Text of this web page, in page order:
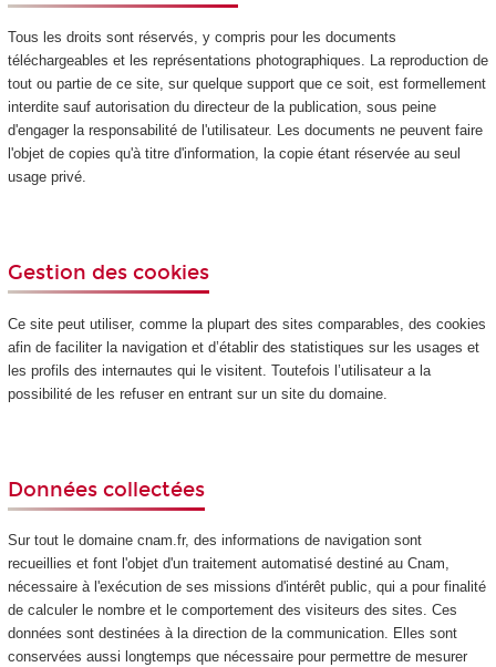
Tous les droits sont réservés, y compris pour les documents
téléchargeables et les représentations photographiques. La reproduction de
tout ou partie de ce site, sur quelque support que ce soit, est formellement
interdite sauf autorisation du directeur de la publication, sous peine
d'engager la responsabilité de l'utilisateur. Les documents ne peuvent faire
l'objet de copies qu'à titre d'information, la copie étant réservée au seul
usage privé.
Gestion des cookies
Ce site peut utiliser, comme la plupart des sites comparables, des cookies
afin de faciliter la navigation et d’établir des statistiques sur les usages et
les profils des internautes qui le visitent. Toutefois l’utilisateur a la
possibilité de les refuser en entrant sur un site du domaine.
Données collectées
Sur tout le domaine cnam.fr, des informations de navigation sont
recueillies et font l'objet d'un traitement automatisé destiné au Cnam,
nécessaire à l'exécution de ses missions d'intérêt public, qui a pour finalité
de calculer le nombre et le comportement des visiteurs des sites. Ces
données sont destinées à la direction de la communication. Elles sont
conservées aussi longtemps que nécessaire pour permettre de mesurer